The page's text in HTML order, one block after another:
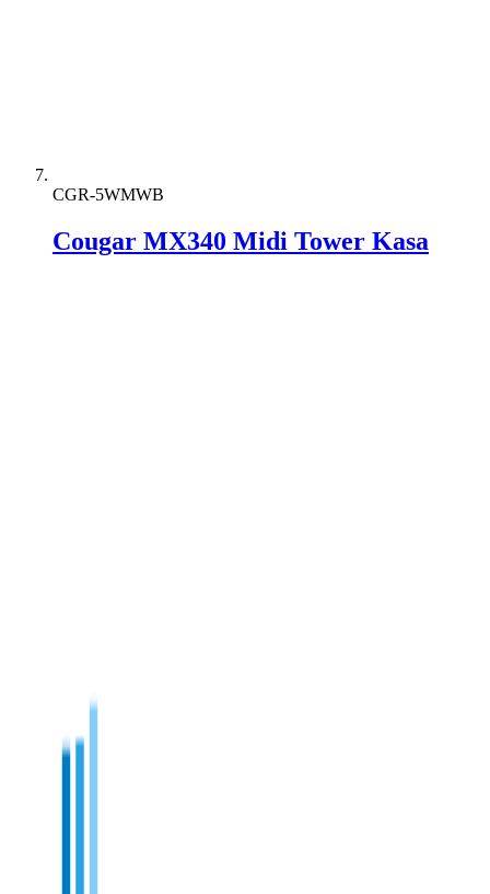
CGR-5WMWB
Cougar MX340 Midi Tower Kasa